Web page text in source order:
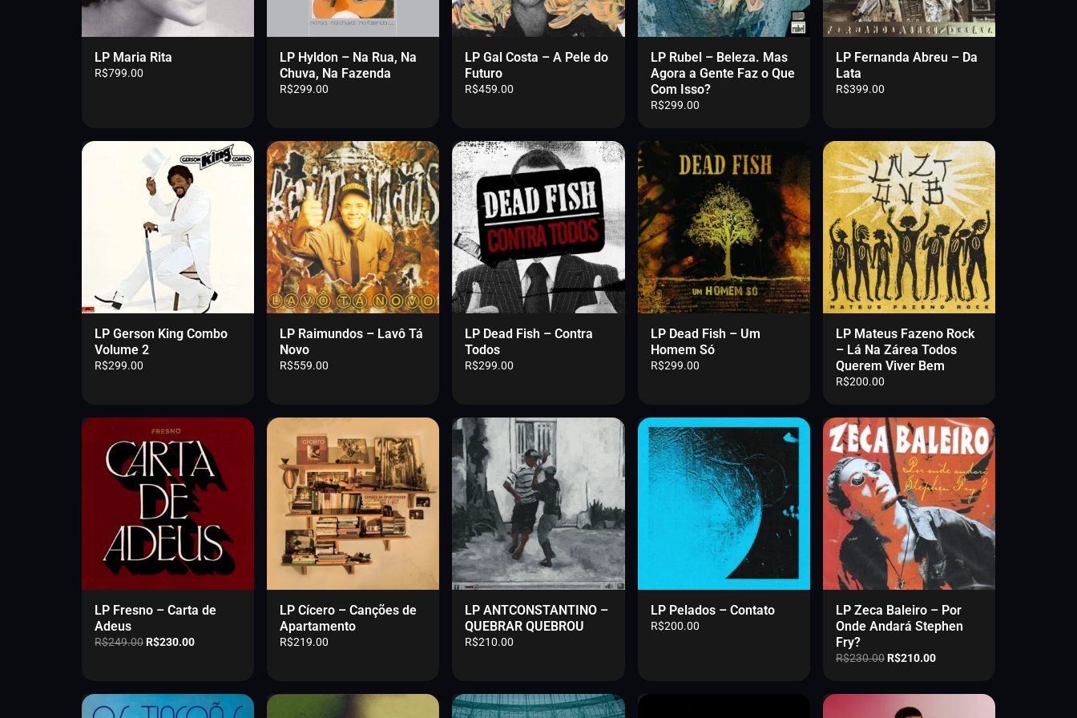
e
a
:
0
.
$
2
3
l
e
r
a
:
0
.
0
0
.
R
$
2
0
0
LP Maria Rita
R$799.00
LP Hyldon – Na Rua, Na
Chuva, Na Fazenda
R$299.00
LP Gal Costa – A Pele do
Futuro
R$459.00
LP Rubel – Beleza. Mas
Agora a Gente Faz o Que
Com Isso?
R$299.00
LP Fernanda Abreu – Da
Lata
R$399.00
LP Gerson King Combo
Volume 2
R$299.00
LP Raimundos – Lavô Tá
Novo
R$559.00
LP Dead Fish – Contra
Todos
R$299.00
LP Dead Fish – Um
Homem Só
R$299.00
LP Mateus Fazeno Rock
– Lá Na Zárea Todos
Querem Viver Bem
R$200.00
LP Fresno – Carta de
Adeus
R$249.00O
R$230.00O
LP Cícero – Canções de
Apartamento
R$219.00
LP ANTCONSTANTINO –
QUEBRAR QUEBROU
R$210.00
LP Pelados – Contato
R$200.00
LP Zeca Baleiro – Por
Onde Andará Stephen
Fry?
R$230.00 O
R$210.00O